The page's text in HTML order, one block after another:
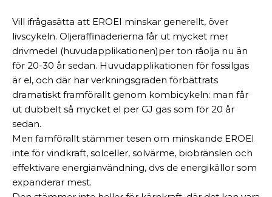
Vill ifrågasätta att EROEI minskar generellt, över
livscykeln. Oljeraffinaderierna får ut mycket mer
drivmedel (huvudapplikationen)per ton råolja nu än
för 20-30 år sedan. Huvudapplikationen för fossilgas
är el, och där har verkningsgraden förbättrats
dramatiskt framförallt genom kombicykeln: man får
ut dubbelt så mycket el per GJ gas som för 20 år
sedan.
Men famförallt stämmer tesen om minskande EROEI
inte för vindkraft, solceller, solvärme, biobränslen och
effektivare energianvändning, dvs de energikällor som
expanderar mest.